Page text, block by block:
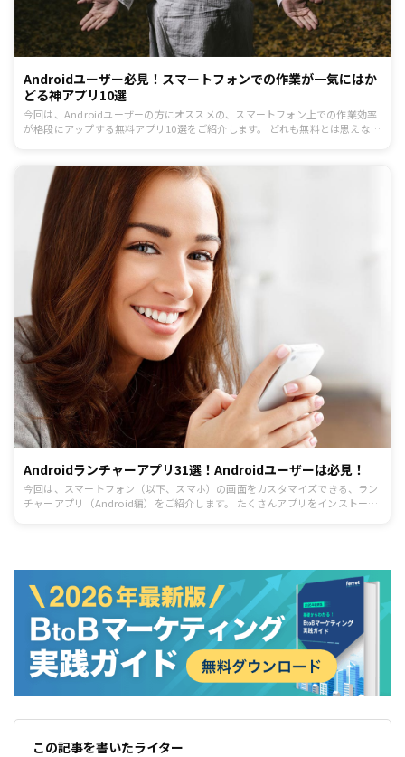
Androidユーザー必見！スマートフォンでの作業が一気にはか
どる神アプリ10選
今回は、Androidユーザーの方にオススメの、スマートフォン上での作業効率
が格段にアップする無料アプリ10選をご紹介します。 どれも無料とは思えない
Androidランチャーアプリ31選！Androidユーザーは必見！
今回は、スマートフォン（以下、スマホ）の画面をカスタマイズできる、ラン
チャーアプリ（Android編）をご紹介します。 たくさんアプリをインストール
この記事を書いたライター